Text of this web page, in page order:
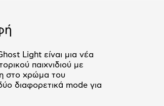
Light είναι μια νέα
παιχνιδιού με
στο χρώμα του
διαφορετικά mode για